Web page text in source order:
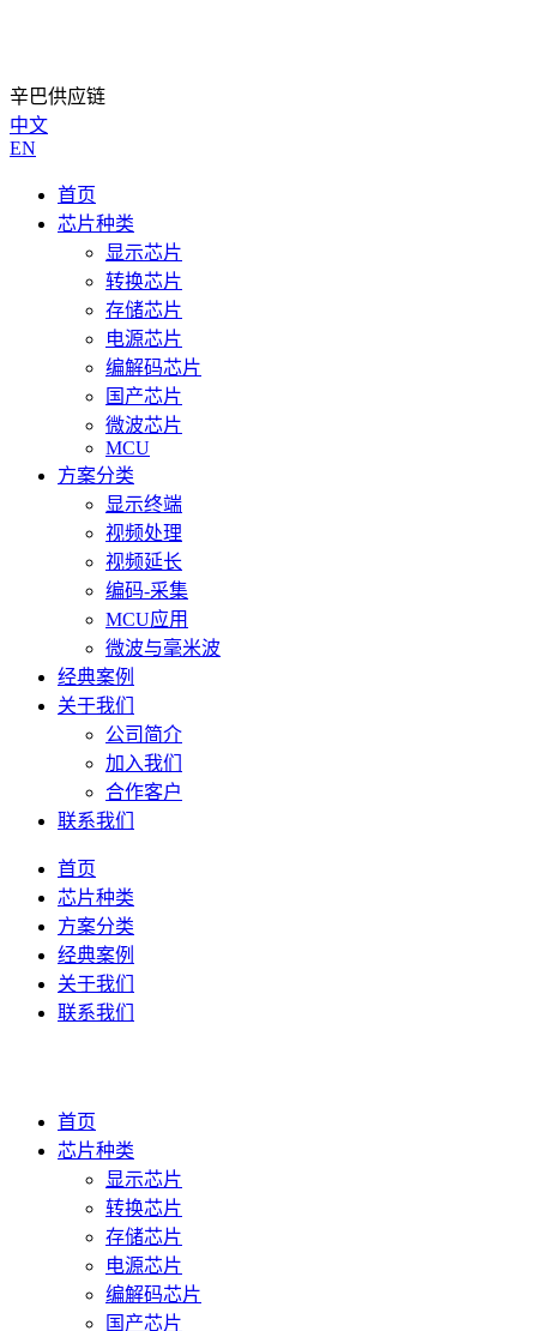
辛巴供应链
中文
EN
首页
芯片种类
显示芯片
转换芯片
存储芯片
电源芯片
编解码芯片
国产芯片
微波芯片
MCU
方案分类
显示终端
视频处理
视频延长
编码-采集
MCU应用
微波与毫米波
经典案例
关于我们
公司简介
加入我们
合作客户
联系我们
首页
芯片种类
方案分类
经典案例
关于我们
联系我们
首页
芯片种类
显示芯片
转换芯片
存储芯片
电源芯片
编解码芯片
国产芯片